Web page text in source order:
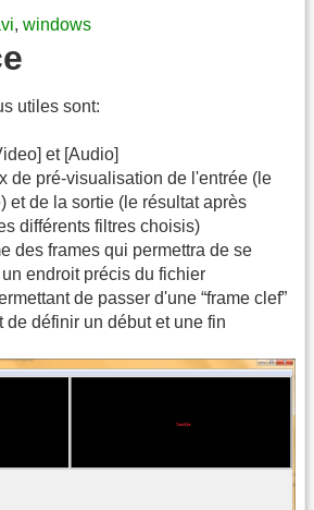
, windows
utiles sont:
et [Audio]
de pré-visualisation de l'entrée (le
et de la sortie (le résultat après
différents filtres choisis)
des frames qui permettra de se
endroit précis du fichier
de passer d'une “frame clef”
de définir un début et une fin